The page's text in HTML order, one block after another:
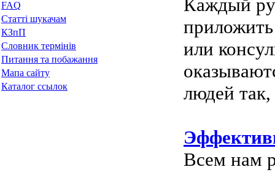
FAQ
Статті шукачам
КЗпП
Словник термінів
Питання та побажання
Мапа сайту
Каталог ссылок
Каждый
или
людей
Всем нам